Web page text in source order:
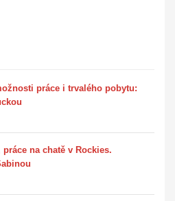
práce i trvalého pobytu:
na chatě v Rockies.